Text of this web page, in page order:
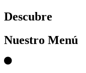
Descubre
Nuestro Menú